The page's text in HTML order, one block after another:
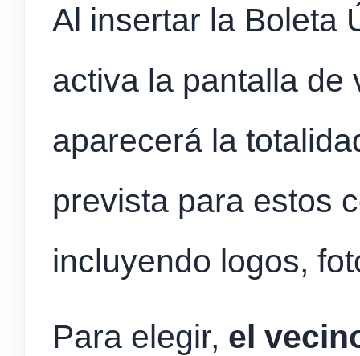
Al insertar la Boleta
activa la pantalla de
aparecerá la
prevista para estos
incluyendo logos,
Para elegir, el